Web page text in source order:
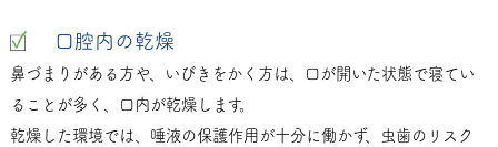
口腔内の乾燥
鼻づまりがある方や、いびきをかく方は、口が開いた状態で寝てい
ることが多く、口内が乾燥します。
乾燥した環境では、唾液の保護作用が十分に働かず、虫歯のリスク